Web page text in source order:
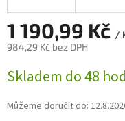
1 190,99 Kč /
984,29 Kč bez DPH
cena:
Skladem do 48
Můžeme doručit do: